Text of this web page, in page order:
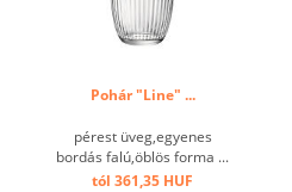
Pohár "Line" ...
pérest üveg,egyenes
bordás falú,öblös forma ...
tól 361,35 HUF